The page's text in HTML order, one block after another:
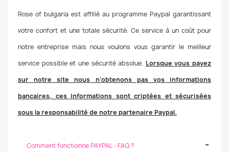
Rose of bulgaria est affilié au programme Paypal garantissant
votre confort et une totale sécurité. Ce service à un coût pour
notre entreprise mais nous voulons vous garantir le meilleur
service possible et une sécurité absolue. Lorsque vous payez
sur notre site nous n'obtenons pas vos informations
bancaires, ces informations sont criptées et sécurisées
sous la responsabilité de notre partenaire Paypal.
Comment fonctionne PAYPAL - FAQ ? -